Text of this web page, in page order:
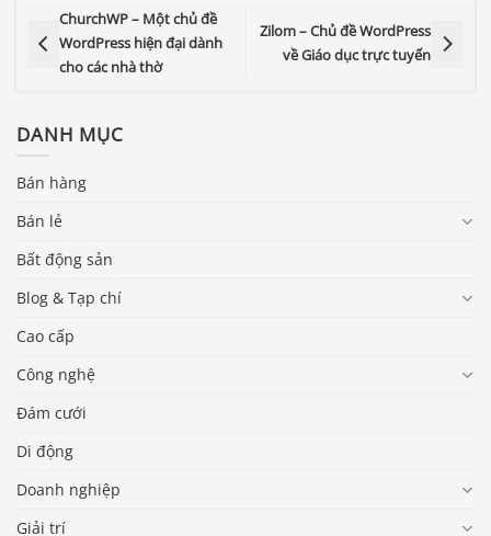
ChurchWP – Một chủ đề
WordPress hiện đại dành
cho các nhà thờ
Zilom – Chủ đề WordPress
về Giáo dục trực tuyến
DANH MỤC
Bán hàng
Bán lẻ
Bất động sản
Blog & Tạp chí
Cao cấp
Công nghệ
Đám cưới
Di động
Doanh nghiệp
Giải trí